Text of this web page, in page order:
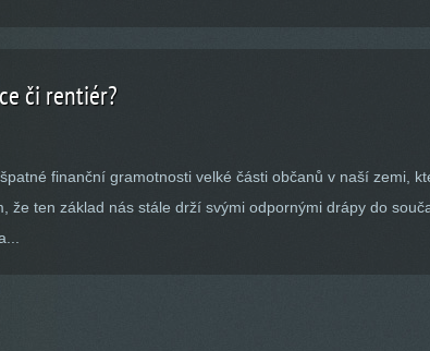
či rentiér?
finanční gramotnosti velké části občanů v naší zemi,
že ten základ nás stále drží svými odpornými drápy do